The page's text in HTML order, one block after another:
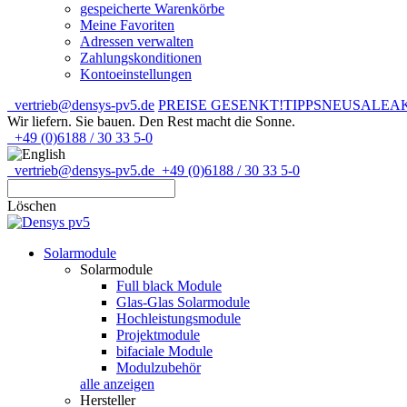
gespeicherte Warenkörbe
Meine Favoriten
Adressen verwalten
Zahlungskonditionen
Kontoeinstellungen
vertrieb@densys-pv5.de PREISE GESENKT!TIPPSNEUSALE
Wir liefern. Sie bauen. Den Rest macht die Sonne.
+49 (0)6188 / 30 33 5-0
vertrieb@densys-pv5.de +49 (0)6188 / 30 33 5-0
Löschen
Solarmodule
Solarmodule
Full black Module
Glas-Glas Solarmodule
Hochleistungsmodule
Projektmodule
bifaciale Module
Modulzubehör
alle anzeigen
Hersteller